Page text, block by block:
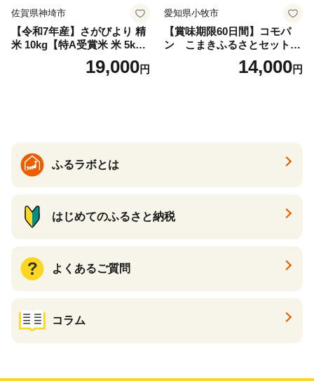
佐賀県神埼市
【令和7年産】さがびより 精
米 10kg【特A受賞米 米 5kg×
2袋 お米 コメ こめ 国産 美味
しい ブランド米 人気 ランキ
19,000円
愛知県小牧市
【賞味期限60日間】コモパ
ン こまきふるさとセット
（24個入り）／災害用備蓄
保存食 非常食 防災グッズに
14,000円
ふるラボとは
はじめてのふるさと納税
よくあるご質問
コラム